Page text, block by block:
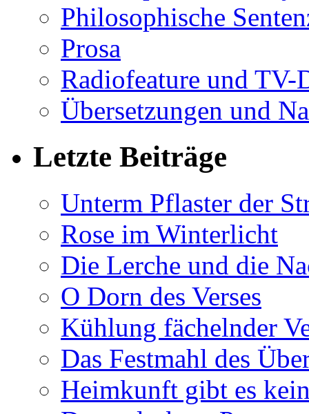
Philosophische
Prosa
Radiofeature und TV-
Übersetzungen und
Letzte Beiträge
Unterm Pflaster der
Rose im Winterlicht
Die Lerche und die
O Dorn des Verses
Kühlung fächelnder
Das Festmahl des
Heimkunft gibt es